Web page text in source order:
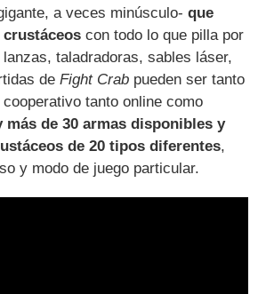
a veces minúsculo- que
con todo lo que pilla por
taladradoras, sables láser,
deFight Crab pueden ser tanto
tanto online como
más de 30 armas disponibles y
de 20 tipos diferentes,
y modo de juego particular.